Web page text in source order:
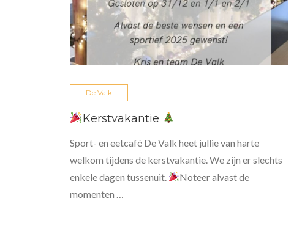
De Valk
Kerstvakantie
Sport- en eetcafé De Valk heet jullie van harte
welkom tijdens de kerstvakantie. We zijn er slechts
enkele dagen tussenuit.
Noteer alvast de
momenten …